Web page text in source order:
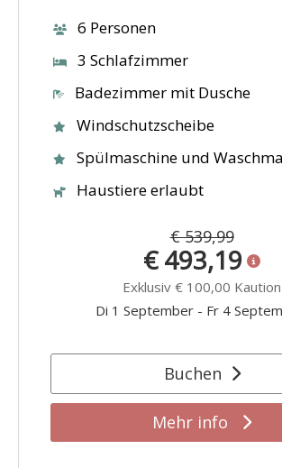
6 Personen
3 Schlafzimmer
Badezimmer mit Dusche
Windschutzscheibe
Spülmaschine und
Haustiere erlaubt
€ 539,99
€ 493,19
Exklusiv € 100,00 Kaution
Di 1 September - Fr 4
Buchen
Mehr info